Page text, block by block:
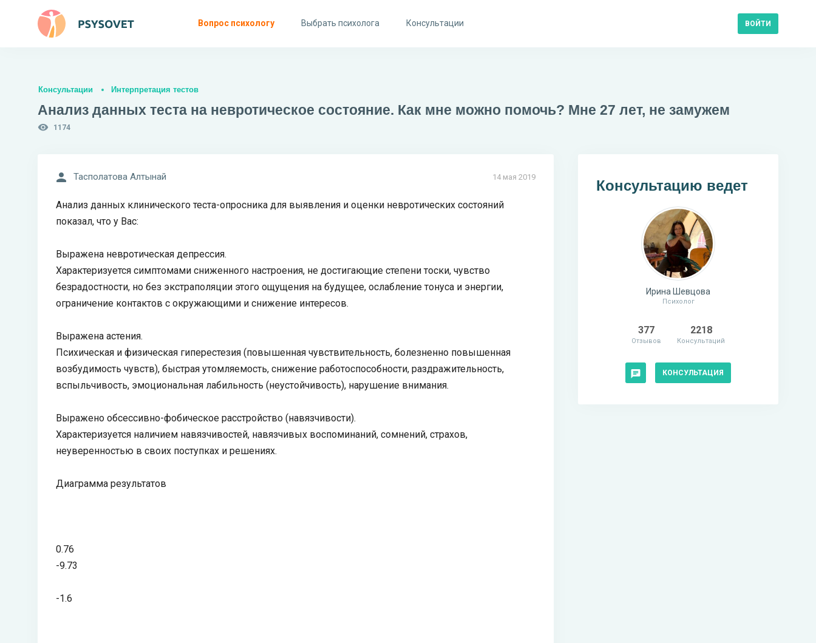
Вопрос психологу Выбрать психолога Консультации ВОЙТИ
Консультации Интерпретация тестов
Анализ данных теста на невротическое состояние. Как мне можно помочь? Мне 27 лет, не замужем
1174
14 мая 2019
Тасполатова Алтынай
Анализ данных клинического теста-опросника для выявления и оценки невротических состояний
показал, что у Вас:
Выражена невротическая депрессия.
Характеризуется симптомами сниженного настроения, не достигающие степени тоски, чувство
безрадостности, но без экстраполяции этого ощущения на будущее, ослабление тонуса и энергии,
ограничение контактов с окружающими и снижение интересов.
Выражена астения.
Психическая и физическая гиперестезия (повышенная чувствительность, болезненно повышенная
возбудимость чувств), быстрая утомляемость, снижение работоспособности, раздражительность,
вспыльчивость, эмоциональная лабильность (неустойчивость), нарушение внимания.
Выражено обсессивно-фобическое расстройство (навязчивости).
Характеризуется наличием навязчивостей, навязчивых воспоминаний, сомнений, страхов,
неуверенностью в своих поступках и решениях.
Диаграмма результатов
0.76
-9.73
-1.6
Консультацию ведет
Ирина Шевцова
Психолог
377
Отзывов
2218
Консультаций
КОНСУЛЬТАЦИЯ